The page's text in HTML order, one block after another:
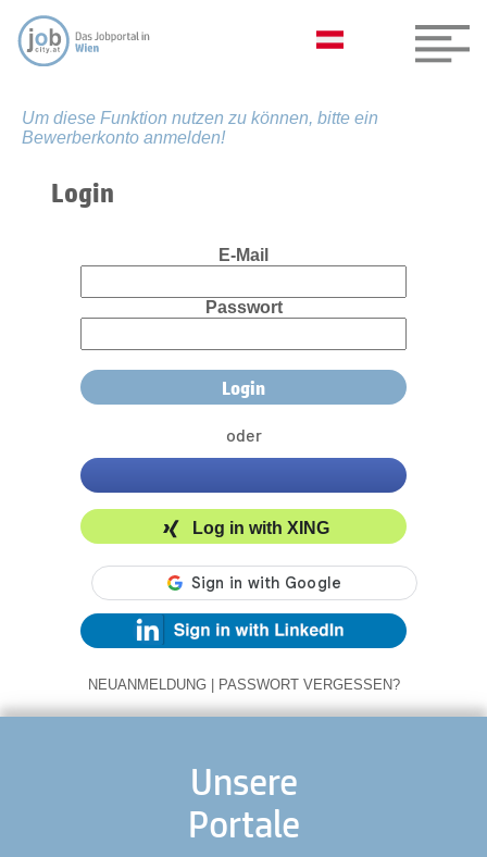
Um diese Funktion nutzen zu können, bitte ein
Bewerberkonto anmelden!
Login
E-Mail
Passwort
oder
Log in with XING
NEUANMELDUNG | PASSWORT VERGESSEN?
Unsere
Portale